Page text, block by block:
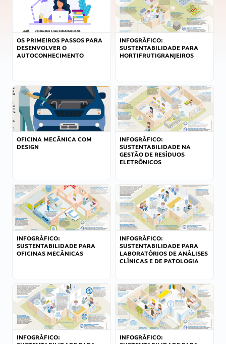
OS PRIMEIROS PASSOS PARA
DESENVOLVER O
AUTOCONHECIMENTO
INFOGRÁFICO:
SUSTENTABILIDADE PARA
HORTIFRUTIGRANJEIROS
OFICINA MECÂNICA COM
DESIGN
INFOGRÁFICO:
SUSTENTABILIDADE NA
GESTÃO DE RESÍDUOS
ELETRÔNICOS
INFOGRÁFICO:
SUSTENTABILIDADE PARA
OFICINAS MECÂNICAS
INFOGRÁFICO:
SUSTENTABILIDADE PARA
LABORATÓRIOS DE ANÁLISES
CLÍNICAS E DE PATOLOGIA
INFOGRÁFICO:
INFOGRÁFICO: